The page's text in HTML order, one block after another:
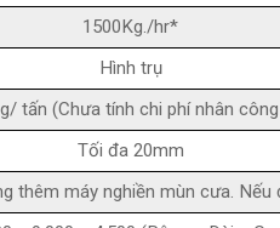
1500Kg./hr*
Hình trụ
tấn (Chưa tính chi phí nhân
Tối đa 20mm
thêm máy nghiền mùn cưa.